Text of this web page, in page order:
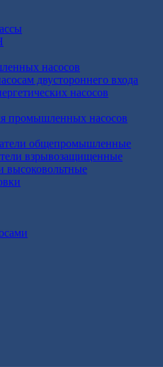
насосов
двустороннего входа
насосов
промышленных насосов
общепромышленные
взрывозащищенные
высоковольтные